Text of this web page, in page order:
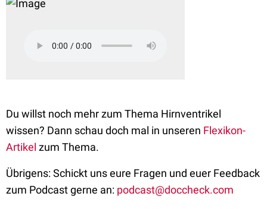
Du willst noch mehr zum Thema Hirnventrikel
wissen? Dann schau doch mal in unseren Flexikon-
Artikel zum Thema.
Übrigens: Schickt uns eure Fragen und euer Feedback
zum Podcast gerne an: podcast@doccheck.com